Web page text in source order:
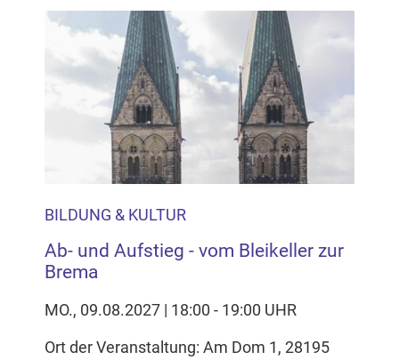
BILDUNG & KULTUR
Ab- und Aufstieg - vom Bleikeller zur
Brema
MO., 09.08.2027 | 18:00 - 19:00 UHR
Ort der Veranstaltung: Am Dom 1, 28195